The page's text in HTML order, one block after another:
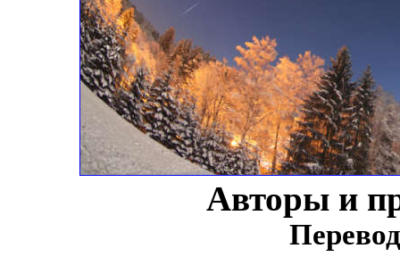
Авторы и